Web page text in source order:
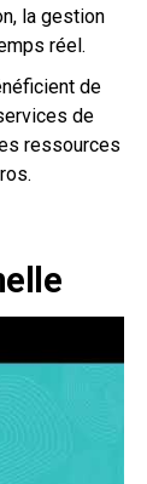
la gestion
réel.
de
de
ressources